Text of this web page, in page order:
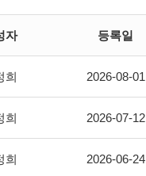
자 등록일
희 2026-08-01
희 2026-07-12
희 2026-06-24